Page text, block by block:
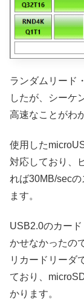
ランダムリード
したが、シーケ
高速なことがわ
使用した
対応しており、
れば30MB/sec
ます。
USB2.0のカー
かせなかったの
リカードリーダ
ており、
かります。